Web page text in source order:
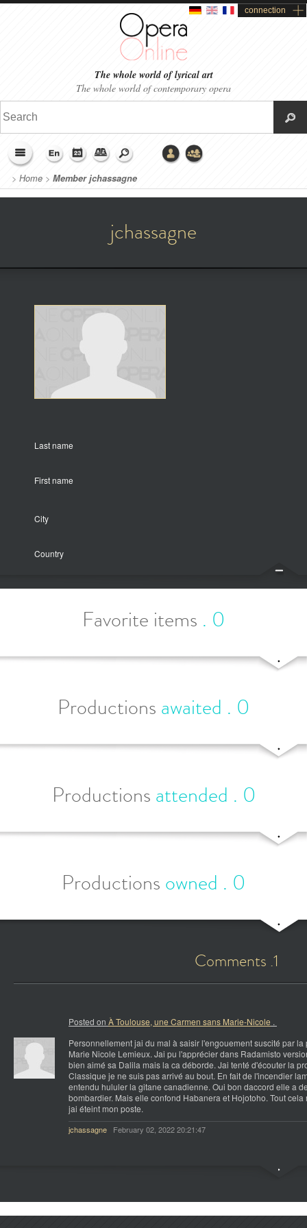
connection
The whole world of lyrical art
The whole world of contemporary opera
> Home > Member jchassagne
jchassagne
Last name
First name
City
Country
Favorite items . 0
Productions awaited . 0
Productions attended . 0
Productions owned . 0
Comments .1
Posted on À Toulouse, une Carmen sans Marie-Nicole .
Personnellement jai du mal à saisir l'engouement suscité par
Marie Nicole Lemieux. Jai pu l'apprécier dans Radamisto
bien aimé sa Dalila mais la ca déborde. Jai tenté d'écouter la
Classique je ne suis pas arrivé au bout. En fait de l'incendier
entendu hululer la gitane canadienne. Oui bon daccord elle a
bombardier. Mais elle confond Habanera et Hojotoho. Tout
jai éteint mon poste.
jchassagne February 02, 2022 20:21:47